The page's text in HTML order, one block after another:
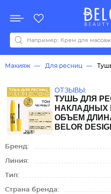
Все бренды
0-9
Макияж Для ресниц
ОТЗЫВЫ:
ТУШЬ ДЛЯ
НАКЛАДНЫХ
ОБЪЕМ ДЛИНА
BELOR
Бренд:
Линия:
Тип:
Страна бренда: